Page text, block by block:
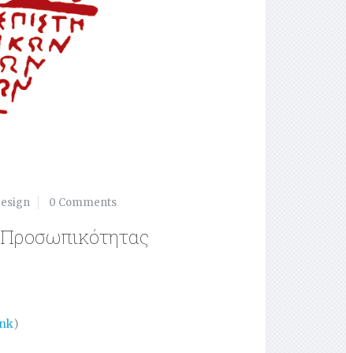
0 Comments
)